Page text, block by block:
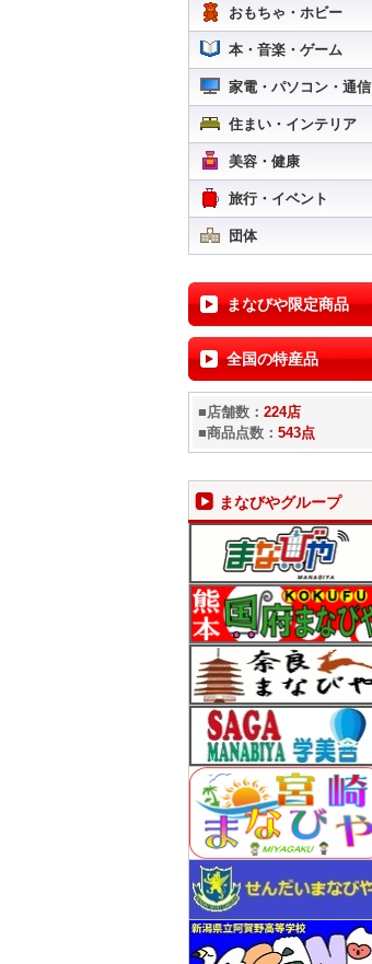
おもちゃ・ホビー
本・音楽・ゲーム
家電・パソコン・通信
住まい・インテリア
美容・健康
旅行・イベント
団体
まなびや限定商品
全国の特産品
■店舗数： 224店
■商品点数： 543点
まなびやグループ